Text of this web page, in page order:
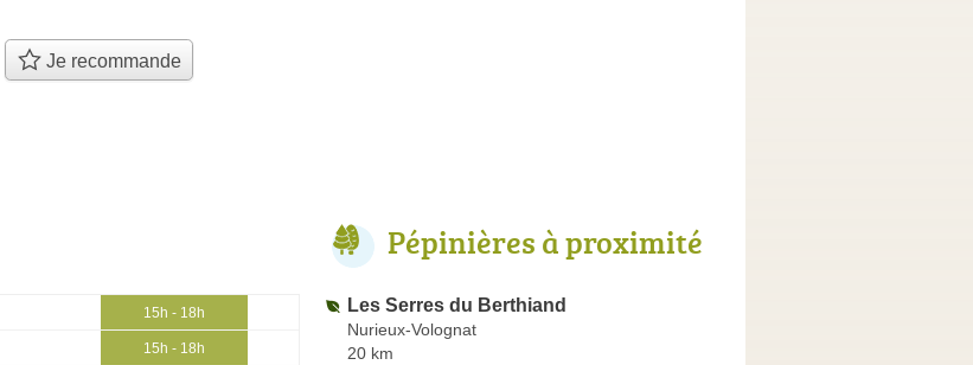
Je recommande
15h - 18h
15h - 18h
Pépinières à proximité
Les Serres du Berthiand
Nurieux-Volognat
20 km